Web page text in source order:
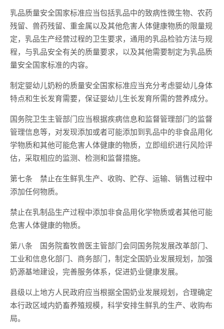
乳品质量安全国家标准应当包括乳品中的致病性微生物、农药
残留、兽药残留、重金属以及其他危害人体健康物质的限量规
定，乳品生产经营过程的卫生要求，通用的乳品检验方法与规
程，与乳品安全有关的质量要求，以及其他需要制定为乳品质
量安全国家标准的内容。
制定婴幼儿奶粉的质量安全国家标准应当充分考虑婴幼儿身体
特点和生长发育需要，保证婴幼儿生长发育所需的营养成分。
国务院卫生主管部门应当根据疾病信息和监督管理部门的监督
管理信息等，对发现添加或者可能添加到乳品中的非食品用化
学物质和其他可能危害人体健康的物质，立即组织进行风险评
估，采取相应的监测、检测和监督措施。
第七条 禁止在生鲜乳生产、收购、贮存、运输、销售过程中
添加任何物质。
禁止在乳制品生产过程中添加非食品用化学物质或者其他可能
危害人体健康的物质。
第八条 国务院畜牧兽医主管部门会同国务院发展改革部门、
工业和信息化部门、商务部门，制定全国奶业发展规划，加强
奶源基地建设，完善服务体系，促进奶业健康发展。
县级以上地方人民政府应当根据全国奶业发展规划，合理确定
本行政区域内奶畜养殖规模，科学安排生鲜乳的生产、收购布
局。